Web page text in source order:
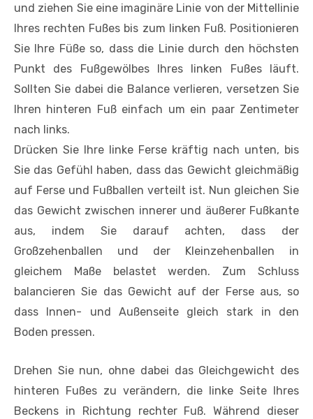
und ziehen Sie eine imaginäre Linie von der Mittellinie
Ihres rechten Fußes bis zum linken Fuß. Positionieren
Sie Ihre Füße so, dass die Linie durch den höchsten
Punkt des Fußgewölbes Ihres linken Fußes läuft.
Sollten Sie dabei die Balance verlieren, versetzen Sie
Ihren hinteren Fuß einfach um ein paar Zentimeter
nach links.
Drücken Sie Ihre linke Ferse kräftig nach unten, bis
Sie das ­Gefühl haben, dass das Gewicht gleichmäßig
auf Ferse und Fußballen verteilt ist. Nun gleichen Sie
das Gewicht zwischen innerer und äußerer Fußkante
aus, indem Sie darauf achten, dass der
Großzehenballen und der Kleinzehenballen in
gleichem Maße belastet werden. Zum Schluss
balancieren Sie das Gewicht auf der Ferse aus, so
dass Innen- und Außenseite gleich stark in den
Boden pressen.
Drehen Sie nun, ohne dabei das Gleichgewicht des
hinteren Fußes zu verändern, die linke Seite Ihres
Beckens in Richtung rechter Fuß. Während dieser